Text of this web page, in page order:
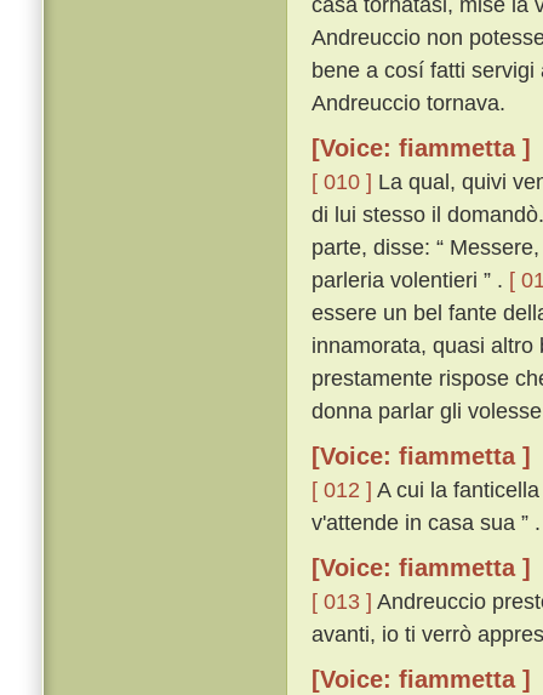
Andreuccio non
bene a cosí fatti
Andreuccio tornava.
[Voice: fiammetta ]
[ 010 ] La qual, quivi
di lui stesso il
parte, disse: “
parleria volentieri ” . [
essere un bel fante
innamorata, quasi
prestamente rispose
donna parlar gli
[Voice: fiammetta ]
[ 012 ] A cui la
v'attende in casa sua ” .
[Voice: fiammetta ]
[ 013 ] Andreuccio
avanti, io ti verrò
[Voice: fiammetta ]